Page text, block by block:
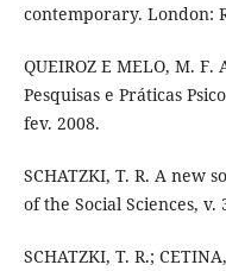
contemporary. London:
QUEIROZ E MELO, M.
Pesquisas e Práticas
fev. 2008.
SCHATZKI, T. R. A new
of the Social Sciences, v.
SCHATZKI, T. R.;